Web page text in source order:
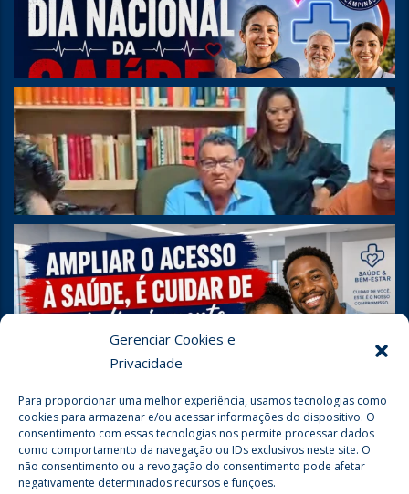
Gerenciar Cookies e
Privacidade
Para proporcionar uma melhor experiência, usamos tecnologias como
cookies para armazenar e/ou acessar informações do dispositivo. O
consentimento com essas tecnologias nos permite processar dados
como comportamento da navegação ou IDs exclusivos neste site. O
não consentimento ou a revogação do consentimento pode afetar
negativamente determinados recursos e funções.